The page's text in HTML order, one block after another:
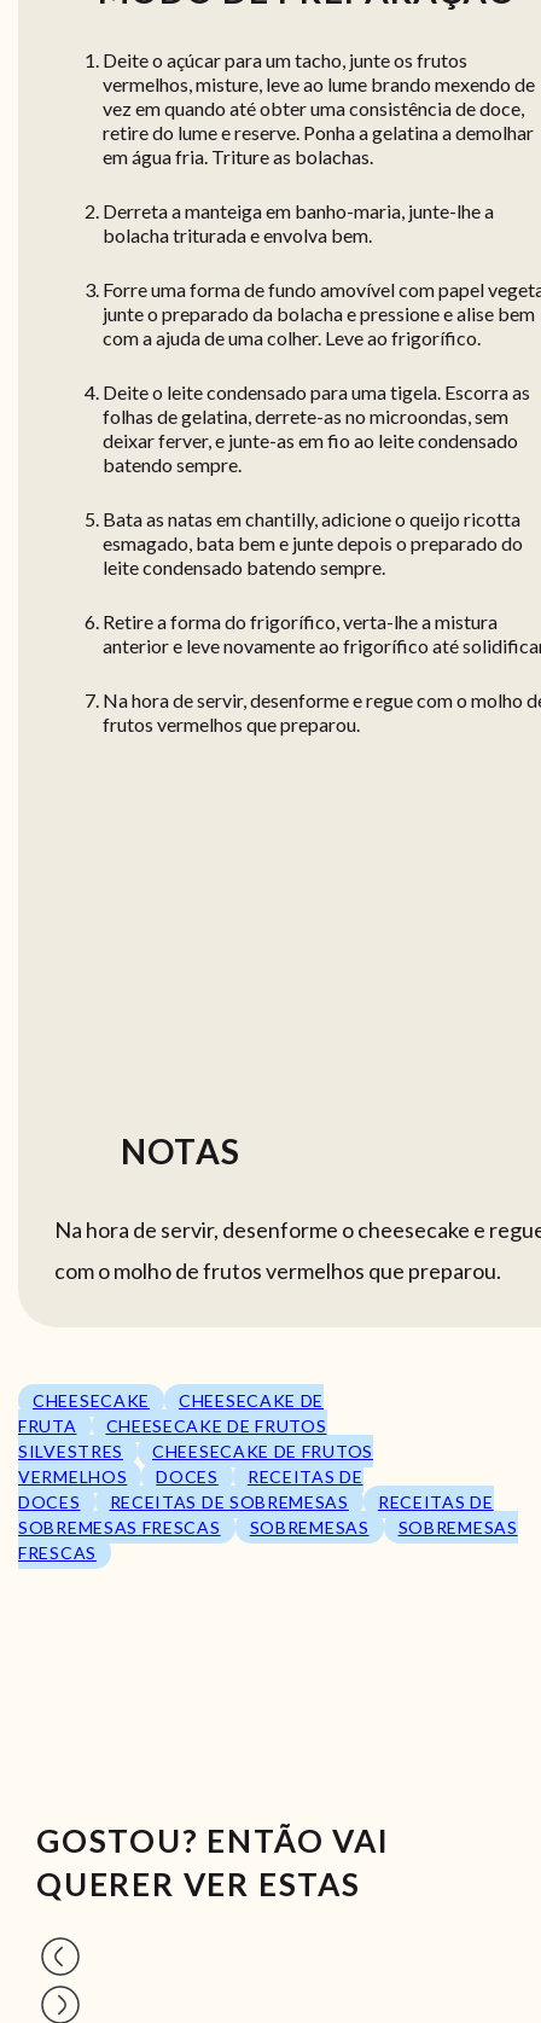
Deite o açúcar para um tacho, junte os frutos
vermelhos, misture, leve ao lume brando mexendo de
vez em quando até obter uma consistência de doce,
retire do lume e reserve. Ponha a gelatina a demolhar
em água fria. Triture as bolachas.
Derreta a manteiga em banho-maria, junte-lhe a
bolacha triturada e envolva bem.
Forre uma forma de fundo amovível com papel
junte o preparado da bolacha e pressione e alise bem
com a ajuda de uma colher. Leve ao frigorífico.
Deite o leite condensado para uma tigela. Escorra as
folhas de gelatina, derrete-as no microondas, sem
deixar ferver, e junte-as em fio ao leite condensado
batendo sempre.
Bata as natas em chantilly, adicione o queijo ricotta
esmagado, bata bem e junte depois o preparado do
leite condensado batendo sempre.
Retire a forma do frigorífico, verta-lhe a mistura
anterior e leve novamente ao frigorífico até
Na hora de servir, desenforme e regue com o molho
frutos vermelhos que preparou.
NOTAS
Na hora de servir, desenforme o cheesecake e
com o molho de frutos vermelhos que preparou.
CHEESECAKE
CHEESECAKE DE
FRUTA
CHEESECAKE DE FRUTOS
SILVESTRES
CHEESECAKE DE FRUTOS
VERMELHOS
DOCES
RECEITAS DE
DOCES
RECEITAS DE SOBREMESAS
RECEITAS DE
SOBREMESAS FRESCAS
SOBREMESAS
SOBREMESAS
FRESCAS
GOSTOU? ENTÃO VAI
QUERER VER ESTAS